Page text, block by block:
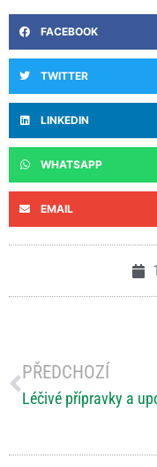
FACEBOOK
TWITTER
LINKEDIN
WHATSAPP
EMAIL
PŘEDCHOZÍ